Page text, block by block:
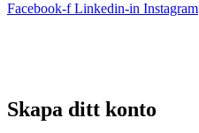
Facebook-f Linkedin-in Instagram
Skapa ditt konto